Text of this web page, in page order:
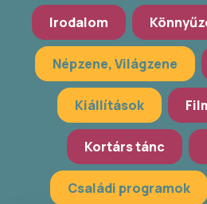
Irodalom
Népzene, Világzene
Kiállítások
Kortárs tánc
Családi programok